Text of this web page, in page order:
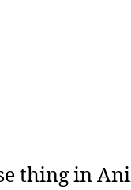
thing in